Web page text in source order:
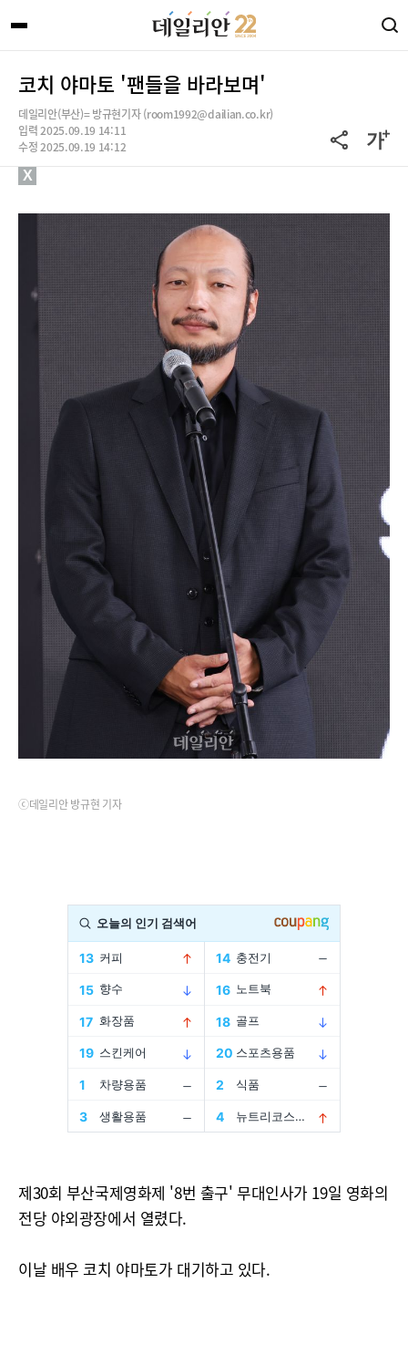
코치 야마토 '팬들을 바라보며'
데일리안(부산)= 방규현기자 (room1992@dailian.co.kr)
입력 2025.09.19 14:11
수정 2025.09.19 14:12
ⓒ데일리안 방규현 기자
제30회 부산국제영화제 '8번 출구' 무대인사가 19일 영화의
전당 야외광장에서 열렸다.
이날 배우 코치 야마토가 대기하고 있다.
X